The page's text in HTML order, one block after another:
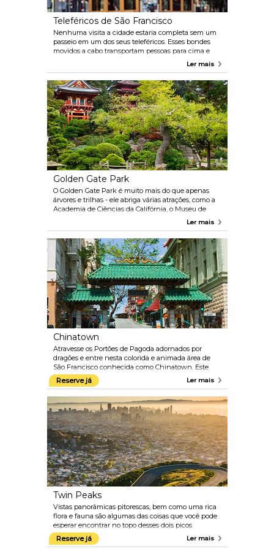
Teleféricos de São Francisco
Nenhuma visita a cidade estaria completa sem um
passeio em um dos seus teleféricos. Esses bondes
movidos a cabo transportam pessoas para cima e
para baixo nas fabulosas colinas de São Francisco
verdade, no final (ou início) da virada. Observe
enquanto os condutores empurram o teleférico em
uma plataforma giratória de 180 graus para a viagem
de volta até o morro.
Ler mais
Golden Gate Park
O Golden Gate Park é muito mais do que apenas
árvores e trilhas - ele abriga várias atrações, como a
Academia de Ciências da Califórnia, o Museu de
Young e até um Jardim de chá japonês. Venha com
domingos, quando uma grande parte do parque é
reservada para andar de bicicleta.
Ler mais
Chinatown
Atravesse os Portões de Pagoda adornados por
dragões e entre nesta colorida e animada área de
São Francisco conhecida como Chinatown. Este
distrito está repleto de lojas exóticas, mercados de
comida étnica e excelentes restaurantes. A cda ano
em fevereiro, o Ano Novo Chinês é celebrado aqui
com desfiles e dragões dançantes.
Reserve já Ler mais
Twin Peaks
Vistas panorâmicas pitorescas, bem como uma rica
flora e fauna são algumas das coisas que você pode
esperar encontrar no topo desses dois picos
adjacentes. Traga sua câmera e tire algumas fotos
dignas de cartão postal.
Reserve já Ler mais